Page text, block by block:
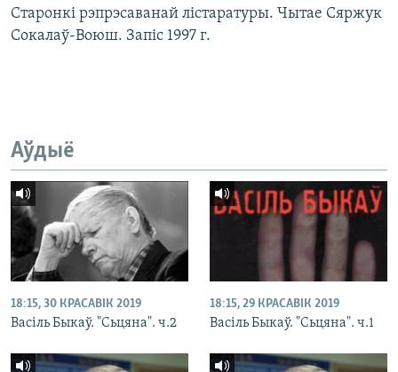
Старонкі рэпрэсаванай лістаратуры. Чытае Сяржук
Сокалаў-Воюш. Запіс 1997 г.
Аўдыё
18:15, 30 КРАСАВІК 2019
Васіль Быкаў. "Сьцяна". ч.2
18:15, 29 КРАСАВІК 2019
Васіль Быкаў. "Сьцяна". ч.1